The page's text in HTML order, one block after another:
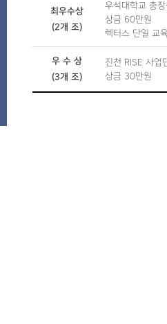
최우수상
(2개 조)
우석대학교 총
상금 60만원
렉터스 단일 교
우 수 상
(3개 조)
진천 RISE 사업
상금 30만원